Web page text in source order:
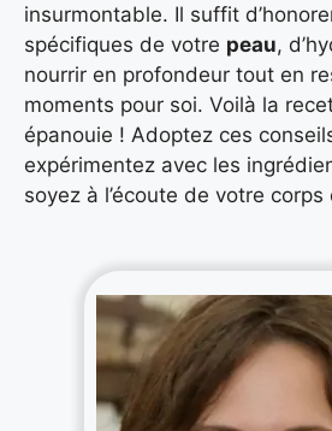
insurmontable. Il suffit
spécifiques de votre peau,
nourrir en profondeur tout en
moments pour soi. Voilà la
épanouie ! Adoptez ces
expérimentez avec les
soyez à l’écoute de votre